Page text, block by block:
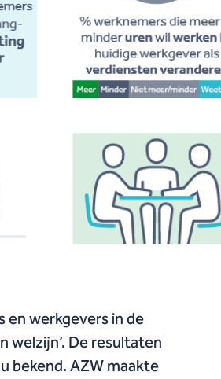
en werkgevers in de
welzijn’. De resultaten
bekend. AZW maakte